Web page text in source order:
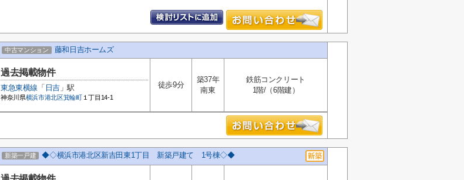
中古マンション 藤和日吉ホームズ
過去掲載物件
東急東横線 「 日吉」駅
神奈川県横浜市港北区箕輪町 １丁目14-1
徒歩9分
築37年
南東
鉄筋コンクリート
1階/（6階建）
新築一戸建 ◆◇横浜市港北区新吉田東1丁目 新築戸建て 1号棟◇◆